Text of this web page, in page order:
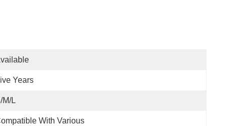
Years
M/L
With Various